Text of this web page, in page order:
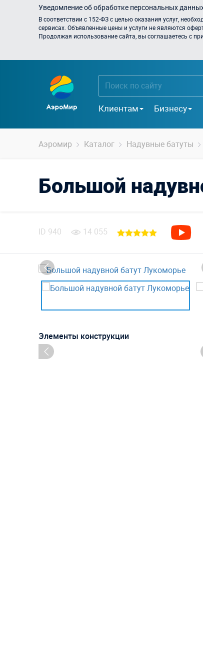
Уведомление об обработке персональных
В соответствии с 152-ФЗ с целью оказания услуг,
сервисах. Объявленные цены и услуги не являются
Продолжая использование сайта, вы соглашаетесь с
Клиентам Бизнесу
Аэромир Каталог Надувные батуты
Большой
ID 940 14 055
Элементы конструкции